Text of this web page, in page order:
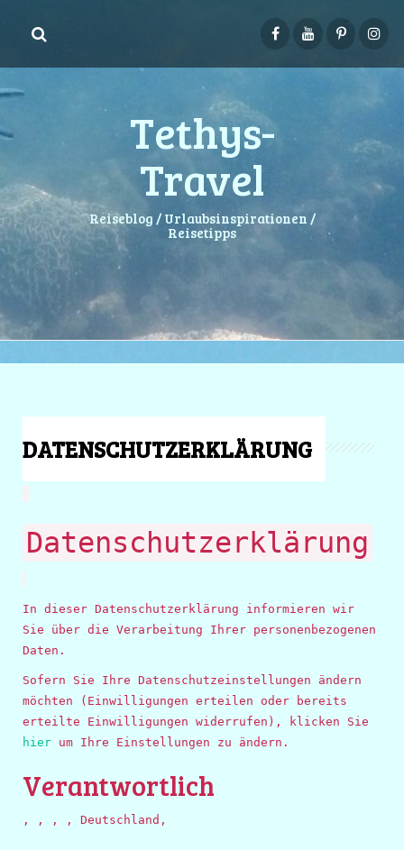
Tethys-
Travel
Reiseblog / Urlaubsinspirationen /
Reisetipps
DATENSCHUTZERKLÄRUNG
Datenschutzerklärung
In dieser Datenschutzerklärung informieren wir
Sie über die Verarbeitung Ihrer personenbezogenen
Daten.
Sofern Sie Ihre Datenschutzeinstellungen ändern
möchten (Einwilligungen erteilen oder bereits
erteilte Einwilligungen widerrufen), klicken Sie
hier um Ihre Einstellungen zu ändern.
Verantwortlich
, , , , Deutschland,